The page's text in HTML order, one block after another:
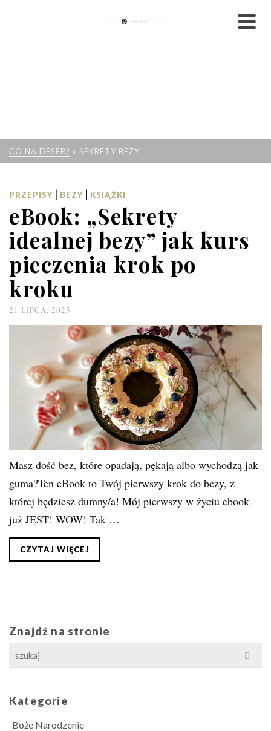
CO NA DESER? » SEKRETY BEZY
PRZEPISY | BEZY | KSIĄŻKI
eBook: „Sekrety
idealnej bezy” jak kurs
pieczenia krok po
kroku
21 LIPCA, 2025
Masz dość bez, które opadają, pękają albo wychodzą jak
guma?Ten eBook to Twój pierwszy krok do bezy, z
której będziesz dumny/a! Mój pierwszy w życiu ebook
już JEST! WOW! Tak …
CZYTAJ WIĘCEJ
Znajdź na stronie
Search
for:
Kategorie
Boże Narodzenie